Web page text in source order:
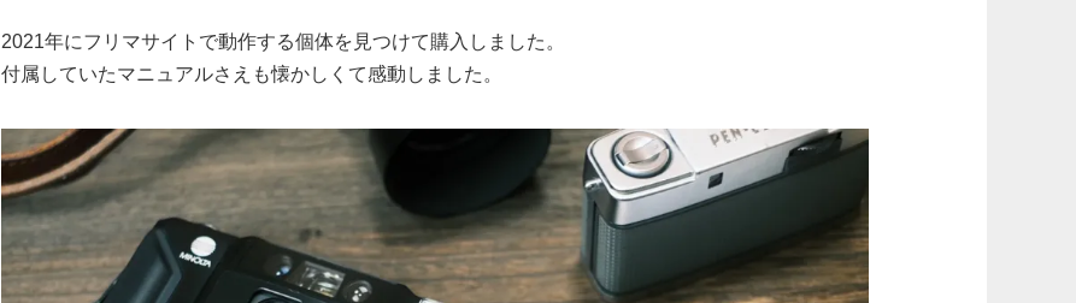
2021年にフリマサイトで動作する個体を見つけて購入しました。
付属していたマニュアルさえも懐かしくて感動しました。